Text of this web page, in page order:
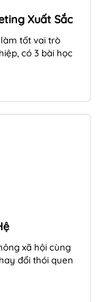
Xuất Sắc
tốt vai trò
có 3 bài học
xã hội cùng
đổi thói quen